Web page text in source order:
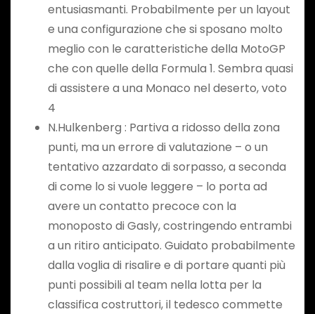
entusiasmanti. Probabilmente per un layout
e una configurazione che si sposano molto
meglio con le caratteristiche della MotoGP
che con quelle della Formula 1. Sembra quasi
di assistere a una Monaco nel deserto, voto
4
N.Hulkenberg : Partiva a ridosso della zona
punti, ma un errore di valutazione – o un
tentativo azzardato di sorpasso, a seconda
di come lo si vuole leggere – lo porta ad
avere un contatto precoce con la
monoposto di Gasly, costringendo entrambi
a un ritiro anticipato. Guidato probabilmente
dalla voglia di risalire e di portare quanti più
punti possibili al team nella lotta per la
classifica costruttori, il tedesco commette